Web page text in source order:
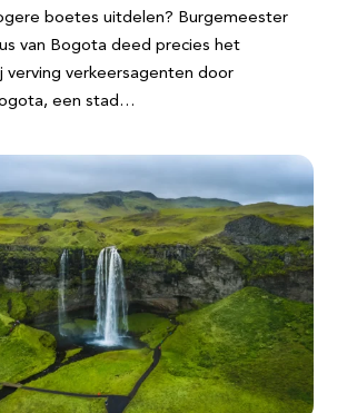
boetes uitdelen? Burgemeester
van Bogota deed precies het
verving verkeersagenten door
een stad…